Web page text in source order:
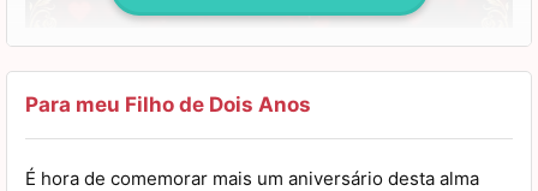
Para meu Filho de Dois Anos
É hora de comemorar mais um aniversário desta alma